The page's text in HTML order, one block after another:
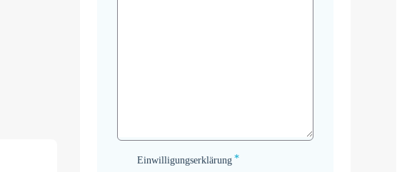
Einwilligungserklärung
Einwilligungserklärung *